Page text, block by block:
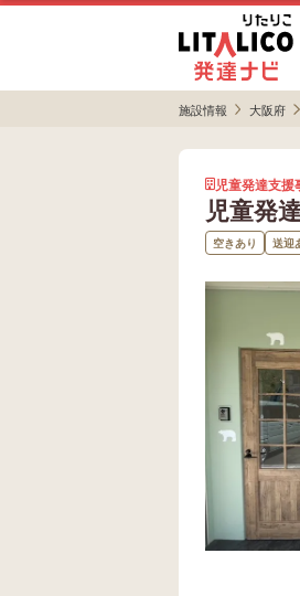
施設情報 大阪府
児童発達支援
児童発
空きあり 送迎